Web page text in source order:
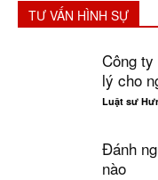
TƯ VẤN HÌNH SỰ
Công
lý cho
Luật sư
Đánh
nào